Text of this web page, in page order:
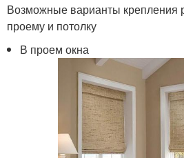
Возможные варианты крепления
проему и потолку
В проем окна